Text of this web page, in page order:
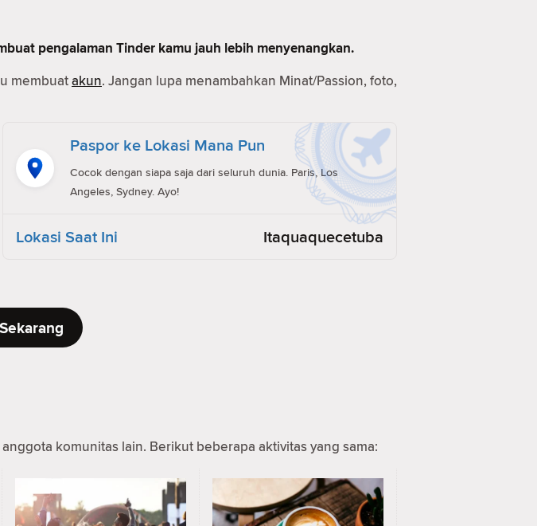
pengalaman Tinder kamu jauh lebih menyenangkan.
membuatakun. Jangan lupa menambahkan Minat/Passion, foto,
Paspor ke Lokasi Mana Pun
Cocok dengan siapa saja dari seluruh dunia. Paris, Los
Angeles, Sydney. Ayo!
Lokasi Saat Ini Itaquaquecetuba
komunitas lain. Berikut beberapa aktivitas yang sama: